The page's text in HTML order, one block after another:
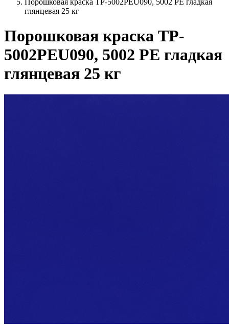
Порошковая краска TP-5002PEU090, 5002 РЕ гладкая
глянцевая 25 кг
Порошковая краска TP-
5002PEU090, 5002 РЕ гладкая
глянцевая 25 кг